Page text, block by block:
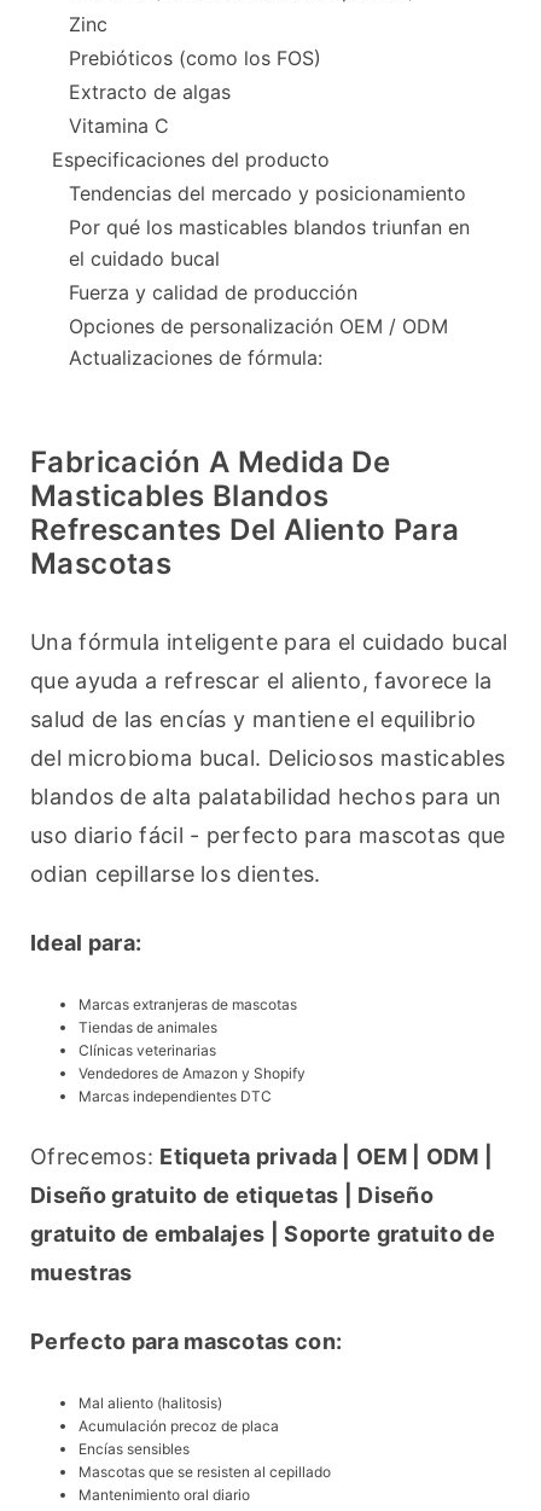
Zinc
Prebióticos (como los FOS)
Extracto de algas
Vitamina C
Especificaciones del producto
Tendencias del mercado y posicionamiento
Por qué los masticables blandos triunfan en
el cuidado bucal
Fuerza y calidad de producción
Opciones de personalización OEM / ODM
Actualizaciones de fórmula:
Fabricación A Medida De
Masticables Blandos
Refrescantes Del Aliento Para
Mascotas
Una fórmula inteligente para el cuidado bucal
que ayuda a refrescar el aliento, favorece la
salud de las encías y mantiene el equilibrio
del microbioma bucal. Deliciosos masticables
blandos de alta palatabilidad hechos para un
uso diario fácil - perfecto para mascotas que
odian cepillarse los dientes.
Ideal para:
Marcas extranjeras de mascotas
Tiendas de animales
Clínicas veterinarias
Vendedores de Amazon y Shopify
Marcas independientes DTC
Ofrecemos: Etiqueta privada | OEM | ODM |
Diseño gratuito de etiquetas | Diseño
gratuito de embalajes | Soporte gratuito de
muestras
Perfecto para mascotas con:
Mal aliento (halitosis)
Acumulación precoz de placa
Encías sensibles
Mascotas que se resisten al cepillado
Mantenimiento oral diario